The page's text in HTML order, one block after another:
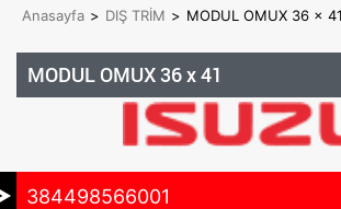
Anasayfa > DIŞ TRİM > MODUL OMUX 36 x
MODUL OMUX 36 x 41
384498566001